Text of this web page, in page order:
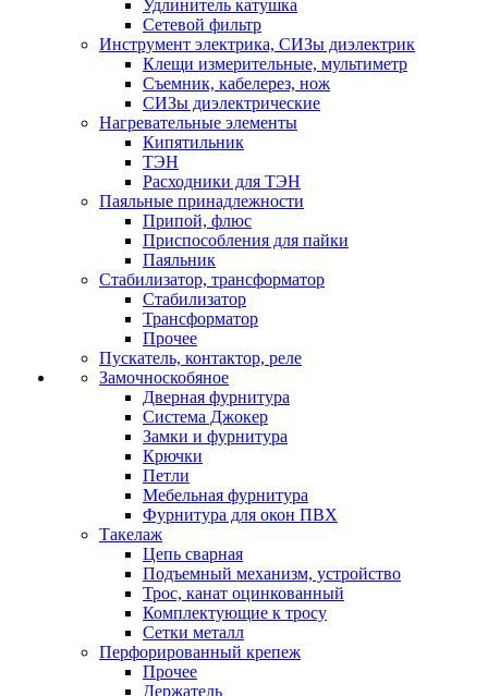
Удлинитель катушка
Сетевой фильтр
Инструмент электрика, СИЗы диэлектрик
Клещи измерительные, мультиметр
Съемник, кабелерез, нож
СИЗы диэлектрические
Нагревательные элементы
Кипятильник
ТЭН
Расходники для ТЭН
Паяльные принадлежности
Припой, флюс
Приспособления для пайки
Паяльник
Стабилизатор, трансформатор
Стабилизатор
Трансформатор
Прочее
Пускатель, контактор, реле
Замочноскобяное
Дверная фурнитура
Система Джокер
Замки и фурнитура
Крючки
Петли
Мебельная фурнитура
Фурнитура для окон ПВХ
Такелаж
Цепь сварная
Подъемный механизм, устройство
Трос, канат оцинкованный
Комплектующие к тросу
Сетки металл
Перфорированный крепеж
Прочее
Держатель